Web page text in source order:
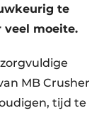
te
veel moeite.
MB Crusher
tijd te